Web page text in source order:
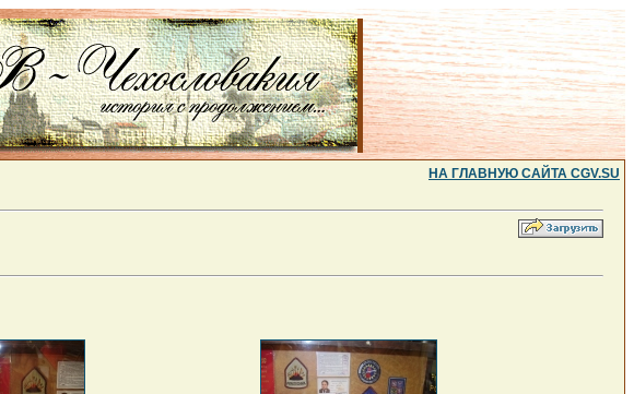
НА ГЛАВНУЮ САЙТА CGV.SU